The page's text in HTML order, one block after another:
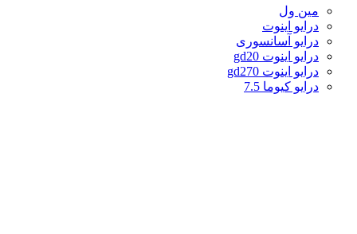
مین ول
درایو اینوت
درایو آسانسوری
درایو اینوت gd20
درایو اینوت gd270
درایو کیوما 7.5